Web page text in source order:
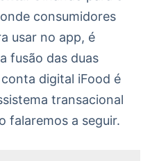
consumidores
usar no app, é
fusão das duas
digital iFood é
transacional
falaremos a seguir.